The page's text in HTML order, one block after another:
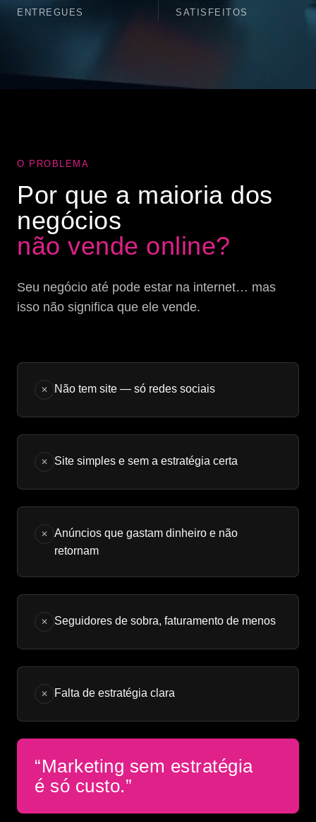
ENTREGUES
SATISFEITOS
O PROBLEMA
Por que a maioria dos
negócios
não vende online?
Seu negócio até pode estar na internet… mas
isso não significa que ele vende.
✕ Não tem site — só redes sociais
✕ Site simples e sem a estratégia certa
✕
Anúncios que gastam dinheiro e não
retornam
✕ Seguidores de sobra, faturamento de menos
✕ Falta de estratégia clara
“Marketing sem estratégia
é só custo.”